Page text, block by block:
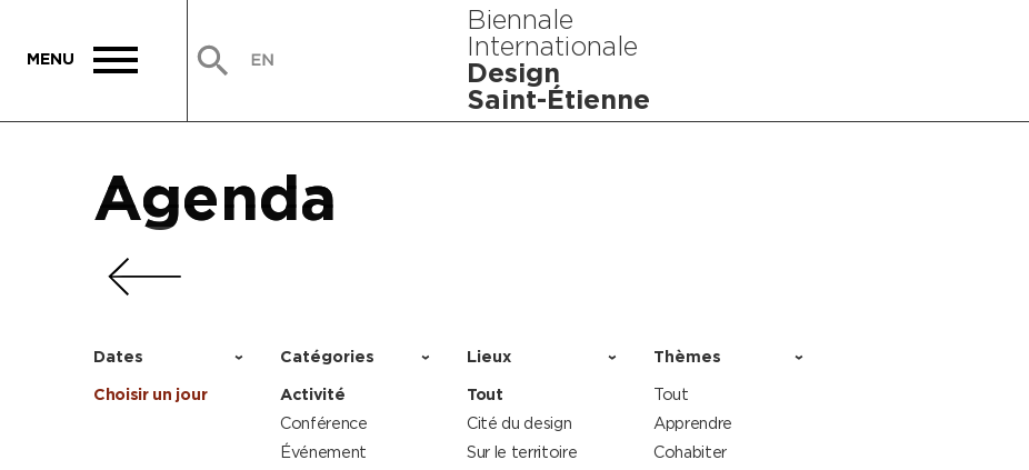
Biennale
Internationale
Design
Saint-Étienne
Agenda
Agenda
Agenda
Agenda
Dates
Choisir un jour
Catégories
Activité
Conférence
Événement
Lieux
Tout
Cité du design
Sur le territoire
Thèmes
Tout
Apprendre
Cohabiter